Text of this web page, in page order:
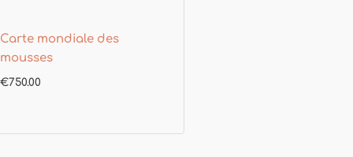
Carte mondiale des
mousses
€750.00